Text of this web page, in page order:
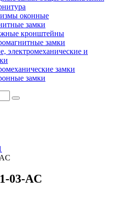
оконные
замки
кронштейны
замки
электромеханические и
замки
замки
03-AC